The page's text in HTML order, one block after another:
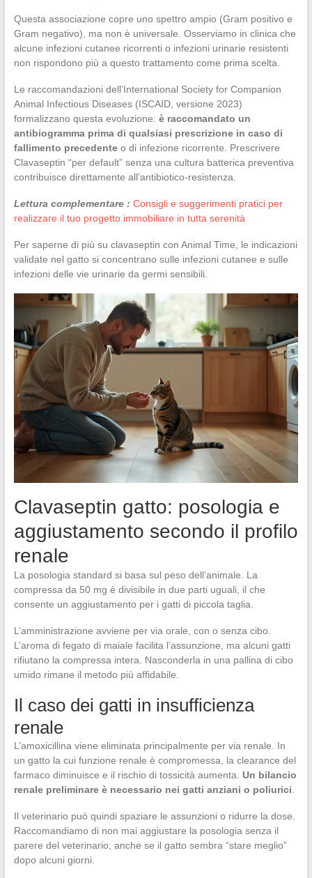
Questa associazione copre uno spettro ampio (Gram positivo e
Gram negativo), ma non è universale. Osserviamo in clinica che
alcune infezioni cutanee ricorrenti o infezioni urinarie resistenti
non rispondono più a questo trattamento come prima scelta.
Le raccomandazioni dell’International Society for Companion
Animal Infectious Diseases (ISCAID, versione 2023)
formalizzano questa evoluzione: è raccomandato un
antibiogramma prima di qualsiasi prescrizione in caso di
fallimento precedenteo di infezione ricorrente. Prescrivere
Clavaseptin “per default” senza una cultura batterica preventiva
contribuisce direttamente all’antibiotico-resistenza.
Lettura complementare : Consigli e suggerimenti pratici per
realizzare il tuo progetto immobiliare in tutta serenità
Per saperne di più su clavaseptin con Animal Time, le indicazioni
validate nel gatto si concentrano sulle infezioni cutanee e sulle
infezioni delle vie urinarie da germi sensibili.
Clavaseptin gatto: posologia e
aggiustamento secondo il profilo
renale
La posologia standard si basa sul peso dell’animale. La
compressa da 50 mg è divisibile in due parti uguali, il che
consente un aggiustamento per i gatti di piccola taglia.
L’amministrazione avviene per via orale, con o senza cibo.
L’aroma di fegato di maiale facilita l’assunzione, ma alcuni gatti
rifiutano la compressa intera. Nasconderla in una pallina di cibo
umido rimane il metodo più affidabile.
Il caso dei gatti in insufficienza
renale
L’amoxicillina viene eliminata principalmente per via renale. In
un gatto la cui funzione renale è compromessa, la clearance del
farmaco diminuisce e il rischio di tossicità aumenta. Un bilancio
renale preliminare è necessario nei gatti anziani o poliurici.
Il veterinario può quindi spaziare le assunzioni o ridurre la dose.
Raccomandiamo di non mai aggiustare la posologia senza il
parere del veterinario, anche se il gatto sembra “stare meglio”
dopo alcuni giorni.